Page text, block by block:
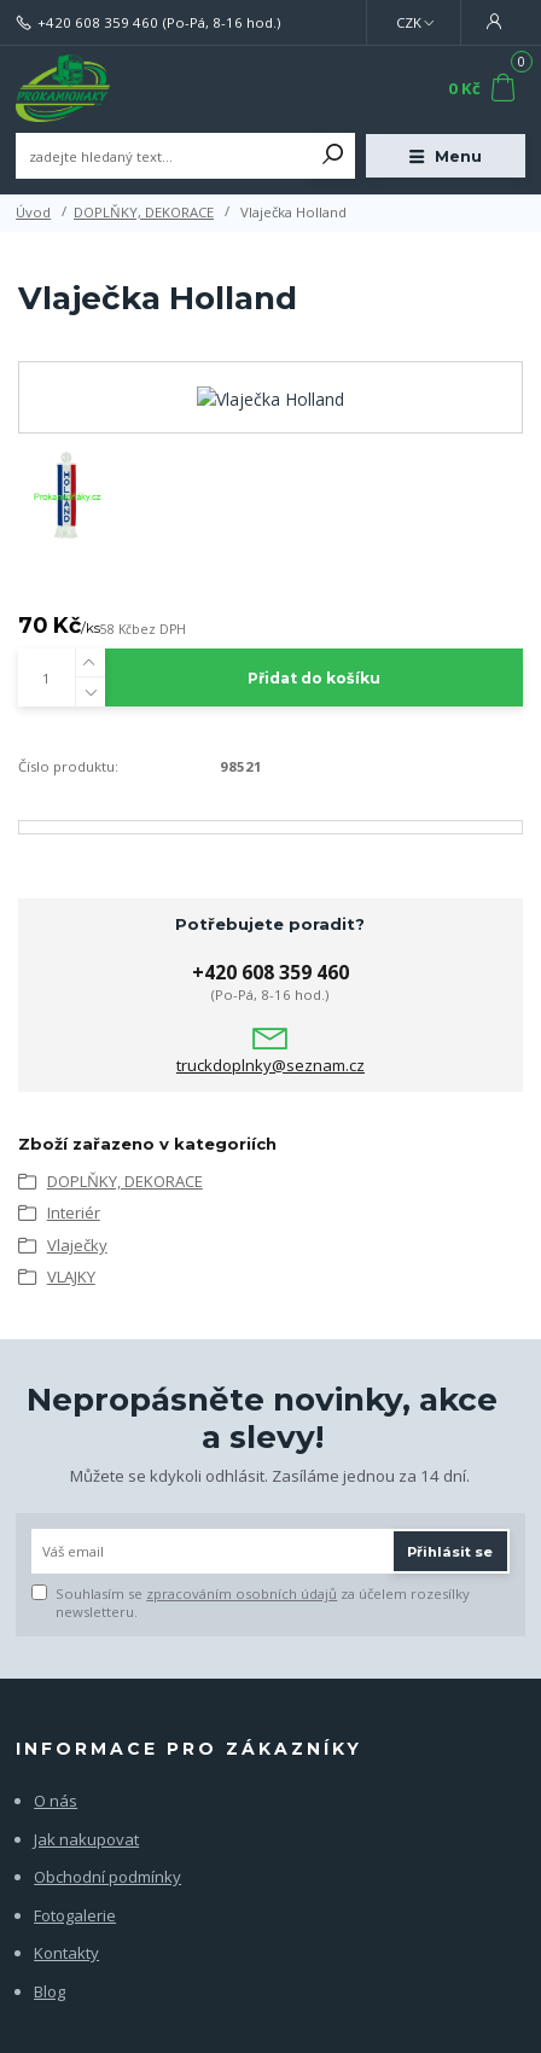
Menu
CZK
+420 608 359 460 (Po-Pá, 8-16 hod.)
0
0 Kč
Úvod DOPLŇKY, DEKORACE Vlaječka Holland
Vlaječka Holland
70 Kč/ks58 Kčbez DPH
Přidat do košíku
Číslo produktu: 98521
Potřebujete poradit?
+420 608 359 460
(Po-Pá, 8-16 hod.)
truckdoplnky@seznam.cz
Zboží zařazeno v kategoriích
DOPLŇKY, DEKORACE
Interiér
Vlaječky
VLAJKY
Nepropásněte novinky, akce
a slevy!
Můžete se kdykoli odhlásit. Zasíláme jednou za 14 dní.
Přihlásit se
Souhlasím se zpracováním osobních údajů za účelem rozesílky
newsletteru.
INFORMACE PRO ZÁKAZNÍKY
O nás
Jak nakupovat
Obchodní podmínky
Fotogalerie
Kontakty
Blog